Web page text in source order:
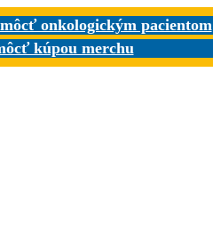
onkologickým pacientom
kúpou merchu